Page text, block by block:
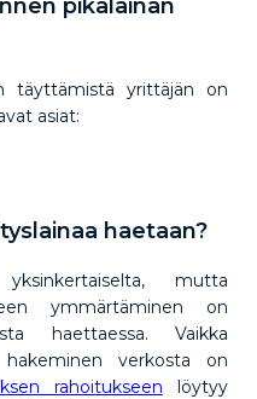
pikalainan
täyttämistä yrittäjän on
asiat:
haetaan?
mutta
ymmärtäminen on
haettaessa. Vaikka
verkosta on
rahoitukseen löytyy